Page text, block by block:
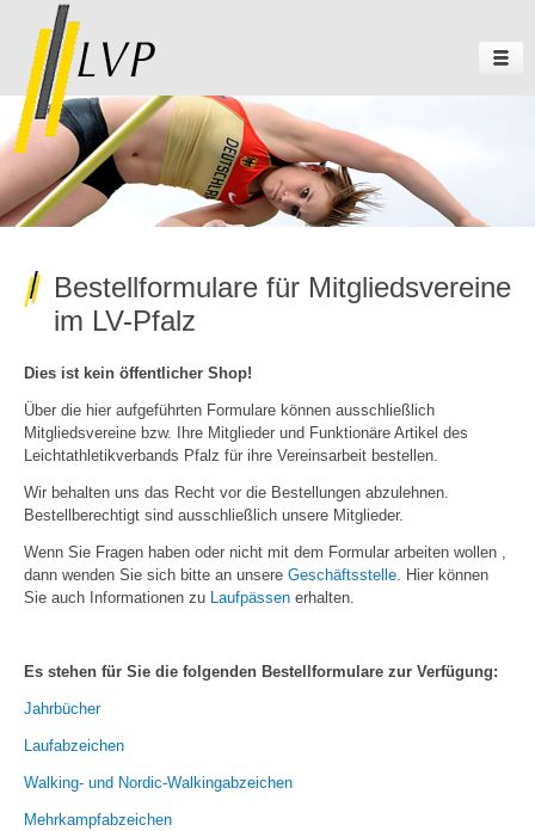
Bestellformulare für Mitgliedsvereine
im LV-Pfalz
Dies ist kein öffentlicher Shop!
Über die hier aufgeführten Formulare können ausschließlich
Mitgliedsvereine bzw. Ihre Mitglieder und Funktionäre Artikel des
Leichtathletikverbands Pfalz für ihre Vereinsarbeit bestellen.
Wir behalten uns das Recht vor die Bestellungen abzulehnen.
Bestellberechtigt sind ausschließlich unsere Mitglieder.
Wenn Sie Fragen haben oder nicht mit dem Formular arbeiten wollen ,
dann wenden Sie sich bitte an unsere Geschäftsstelle. Hier können
Sie auch Informationen zu Laufpässenerhalten.
Es stehen für Sie die folgenden Bestellformulare zur Verfügung:
Jahrbücher
Laufabzeichen
Walking- und Nordic-Walkingabzeichen
Mehrkampfabzeichen